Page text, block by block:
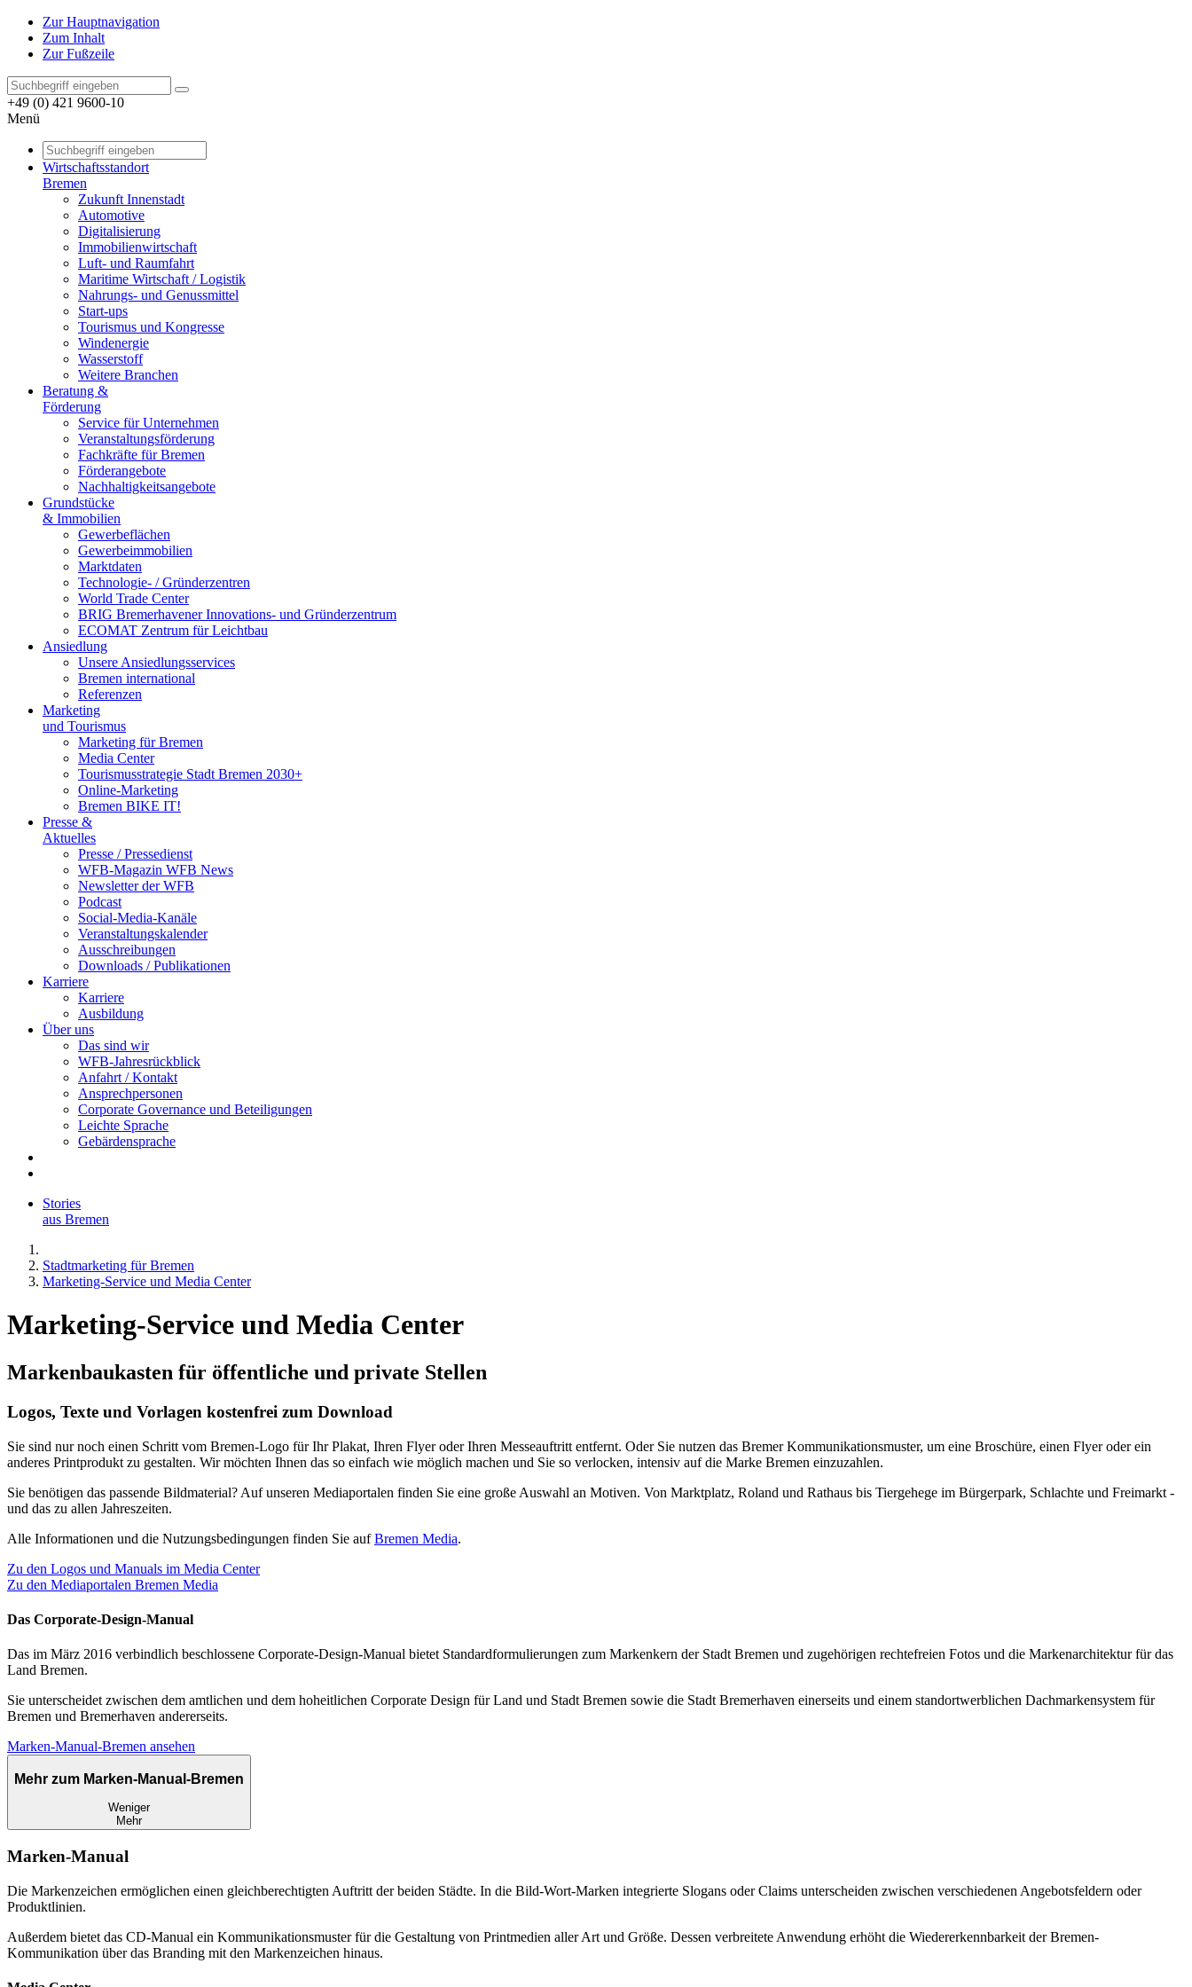
Zur Hauptnavigation
Zum Inhalt
Zur Fußzeile
+49 (0) 421 9600-10
Menü
Wirtschaftsstandort
Bremen
Zukunft Innenstadt
Automotive
Digitalisierung
Immobilienwirtschaft
Luft- und Raumfahrt
Maritime Wirtschaft / Logistik
Nahrungs- und Genussmittel
Start-ups
Tourismus und Kongresse
Windenergie
Wasserstoff
Weitere Branchen
Beratung &
Förderung
Service für Unternehmen
Veranstaltungsförderung
Fachkräfte für Bremen
Förderangebote
Nachhaltigkeitsangebote
Grundstücke
& Immobilien
Gewerbeflächen
Gewerbeimmobilien
Marktdaten
Technologie- / Gründerzentren
World Trade Center
BRIG Bremerhavener Innovations- und Gründerzentrum
ECOMAT Zentrum für Leichtbau
Ansiedlung
Unsere Ansiedlungsservices
Bremen international
Referenzen
Marketing
und Tourismus
Marketing für Bremen
Media Center
Tourismusstrategie Stadt Bremen 2030+
Online-Marketing
Bremen BIKE IT!
Presse &
Aktuelles
Presse / Pressedienst
WFB-Magazin WFB News
Newsletter der WFB
Podcast
Social-Media-Kanäle
Veranstaltungskalender
Ausschreibungen
Downloads / Publikationen
Karriere
Karriere
Ausbildung
Über uns
Das sind wir
WFB-Jahresrückblick
Anfahrt / Kontakt
Ansprechpersonen
Corporate Governance und Beteiligungen
Leichte Sprache
Gebärdensprache
Stories
aus Bremen
Stadtmarketing für Bremen
Marketing-Service und Media Center
Marketing-Service und Media Center
Markenbaukasten für öffentliche und private Stellen
Logos, Texte und Vorlagen kostenfrei zum Download
Sie sind nur noch einen Schritt vom Bremen-Logo für Ihr Plakat, Ihren Flyer oder Ihren Messeauftritt entfernt. Oder Sie nutzen das Bremer Kommunikationsmuster, um eine Broschüre, einen Flyer oder ein
anderes Printprodukt zu gestalten. Wir möchten Ihnen das so einfach wie möglich machen und Sie so verlocken, intensiv auf die Marke Bremen einzuzahlen.
Sie benötigen das passende Bildmaterial? Auf unseren Mediaportalen finden Sie eine große Auswahl an Motiven. Von Marktplatz, Roland und Rathaus bis Tiergehege im Bürgerpark, Schlachte und Freimarkt -
und das zu allen Jahreszeiten.
Alle Informationen und die Nutzungsbedingungen finden Sie aufBremen Media.
Zu den Logos und Manuals im Media Center
Zu den Mediaportalen Bremen Media
Das Corporate-Design-Manual
Das im März 2016 verbindlich beschlossene Corporate-Design-Manual bietet Standardformulierungen zum Markenkern der Stadt Bremen und zugehörigen rechtefreien Fotos und die Markenarchitektur für das
Land Bremen.
Sie unterscheidet zwischen dem amtlichen und dem hoheitlichen Corporate Design für Land und Stadt Bremen sowie die Stadt Bremerhaven einerseits und einem standortwerblichen Dachmarkensystem für
Bremen und Bremerhaven andererseits.
Marken-Manual-Bremen ansehen
Mehr zum Marken-Manual-Bremen
Weniger
Mehr
Marken-Manual
Die Markenzeichen ermöglichen einen gleichberechtigten Auftritt der beiden Städte. In die Bild-Wort-Marken integrierte Slogans oder Claims unterscheiden zwischen verschiedenen Angebotsfeldern oder
Produktlinien.
Außerdem bietet das CD-Manual ein Kommunikationsmuster für die Gestaltung von Printmedien aller Art und Größe. Dessen verbreitete Anwendung erhöht die Wiedererkennbarkeit der Bremen-
Kommunikation über das Branding mit den Markenzeichen hinaus.